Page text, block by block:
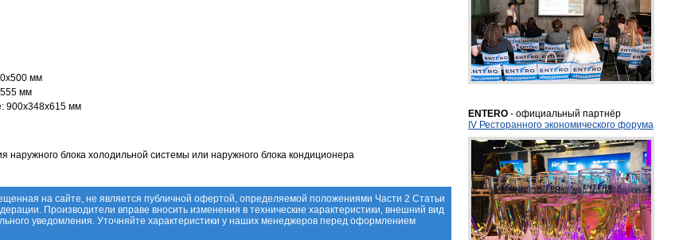
мм
мм
900х348х615 мм
блока холодильной системы или наружного блока кондиционера
на сайте, не является публичной офертой, определяемой положениями Части 2 Статьи
Производители вправе вносить изменения в технические характеристики, внешний вид
уведомления. Уточняйте характеристики у наших менеджеров перед оформлением
ENTERO - официальный партнёр
IV Ресторанного экономического форума